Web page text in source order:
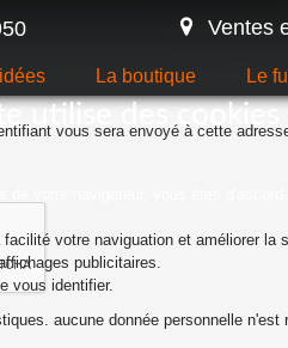
Ventes
La boutique Le
utilise des
votre naviguation et améliorer la
publicitaires.
vous identifier.
aucune donnée personnelle n'est
vous sera envoyé à cette